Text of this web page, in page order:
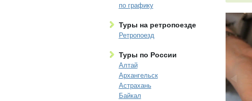
по графику
Туры на ретропоезде
Ретропоезд
Туры по России
Алтай
Архангельск
Астрахань
Байкал